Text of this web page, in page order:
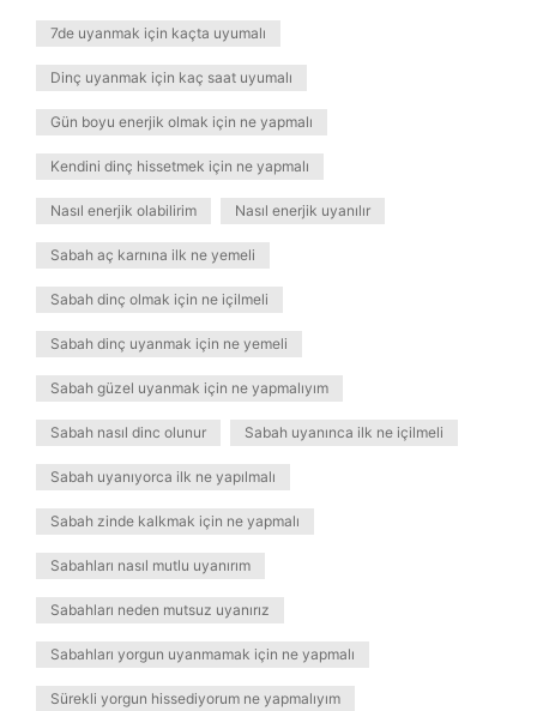
7de uyanmak için kaçta uyumalı
Dinç uyanmak için kaç saat uyumalı
Gün boyu enerjik olmak için ne yapmalı
Kendini dinç hissetmek için ne yapmalı
Nasıl enerjik olabilirim Nasıl enerjik uyanılır
Sabah aç karnına ilk ne yemeli
Sabah dinç olmak için ne içilmeli
Sabah dinç uyanmak için ne yemeli
Sabah güzel uyanmak için ne yapmalıyım
Sabah nasıl dinc olunur Sabah uyanınca ilk ne içilmeli
Sabah uyanıyorca ilk ne yapılmalı
Sabah zinde kalkmak için ne yapmalı
Sabahları nasıl mutlu uyanırım
Sabahları neden mutsuz uyanırız
Sabahları yorgun uyanmamak için ne yapmalı
Sürekli yorgun hissediyorum ne yapmalıyım